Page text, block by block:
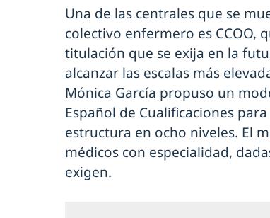
Una de las centrales que se
colectivo enfermero es CCOO,
titulación que se exija en la
alcanzar las escalas más
Mónica García propuso un
Español de Cualificaciones
estructura en ocho niveles. El
médicos con especialidad,
exigen.